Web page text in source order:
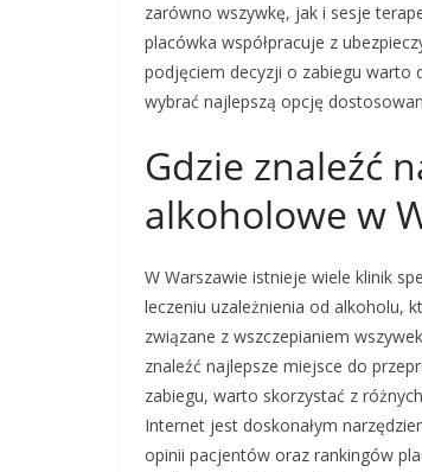
zarówno wszywkę, jak i sesje
placówka współpracuje z
podjęciem decyzji o zabiegu warto
wybrać najlepszą opcję
Gdzie znaleźć
alkoholowe w
W Warszawie istnieje wiele klinik
leczeniu uzależnienia od alkoholu,
związane z wszczepianiem
znaleźć najlepsze miejsce do
zabiegu, warto skorzystać z
Internet jest doskonałym
opinii pacjentów oraz rankingów